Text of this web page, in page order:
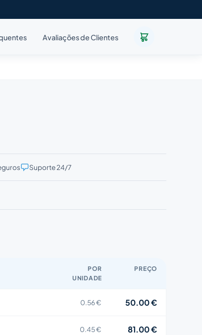
Avaliações de Clientes
Suporte 24/7
POR
UNIDADE
PREÇO
0.56 € 50.00 €
0.45 € 81.00 €